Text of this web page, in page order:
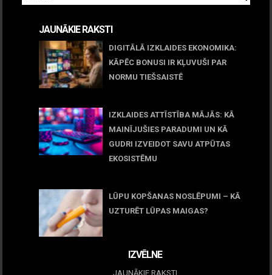
JAUNĀKIE RAKSTI
DIGITĀLĀ IZKLAIDES EKONOMIKA:
KĀPĒC BONUSI IR KĻUVUŠI PAR
NORMU TIEŠSAISTĒ
IZKLAIDES ATTĪSTĪBA MĀJĀS: KĀ
MAINĪJUŠIES PARADUMI UN KĀ
GUDRI IZVEIDOT SAVU ATPŪTAS
EKOSISTĒMU
LŪPU KOPŠANAS NOSLĒPUMI – KĀ
UZTURĒT LŪPAS MAIGAS?
IZVĒLNE
JAUNĀKIE RAKSTI